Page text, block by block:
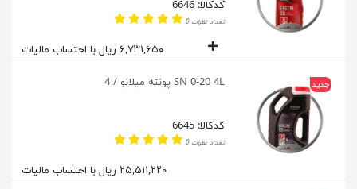
کدکالا: 6646
تعداد نظرات 0
۶,۷۳۱,۶۵۰ ریال با احتساب مالیات
جدید SN 0-20 4L پونته میلانو / 4
کدکالا: 6645
تعداد نظرات 0
۲۵,۵۱۱,۲۲۰ ریال با احتساب مالیات